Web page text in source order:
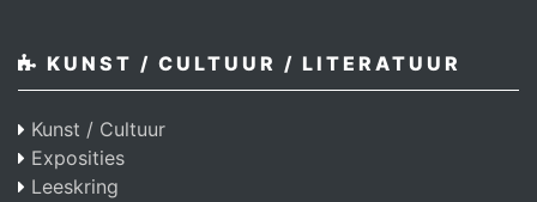
KUNST / CULTUUR / LITERATUUR
Kunst / Cultuur
Exposities
Leeskring